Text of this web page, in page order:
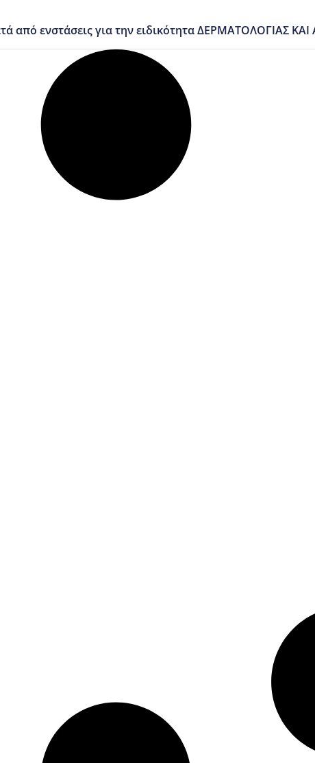
από ενστάσεις για την ειδικότητα ΔΕΡΜΑΤΟΛΟΓΙΑΣ